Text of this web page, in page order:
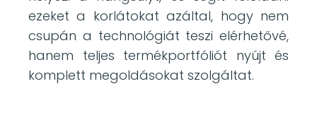
ezeket a korlátokat azáltal, hogy nem
csupán a technológiát teszi elérhetővé,
hanem teljes termékportfóliót nyújt és
komplett megoldásokat szolgáltat.